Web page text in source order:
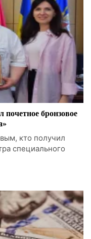
бронзовое
кто получил
специального